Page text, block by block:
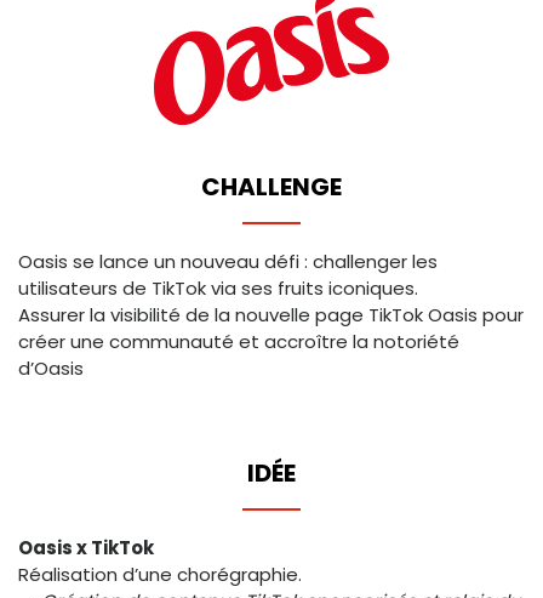
CHALLENGE
Oasis se lance un nouveau défi : challenger les
utilisateurs de TikTok via ses fruits iconiques.
Assurer la visibilité de la nouvelle page TikTok Oasis pour
créer une communauté et accroître la notoriété
d’Oasis
IDÉE
Oasis x TikTok
Réalisation d’une chorégraphie.